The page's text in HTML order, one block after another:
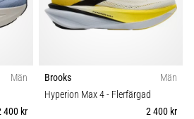
Män
400 kr
Brooks
Män
Hyperion Max 4- Flerfärgad
2 400 kr